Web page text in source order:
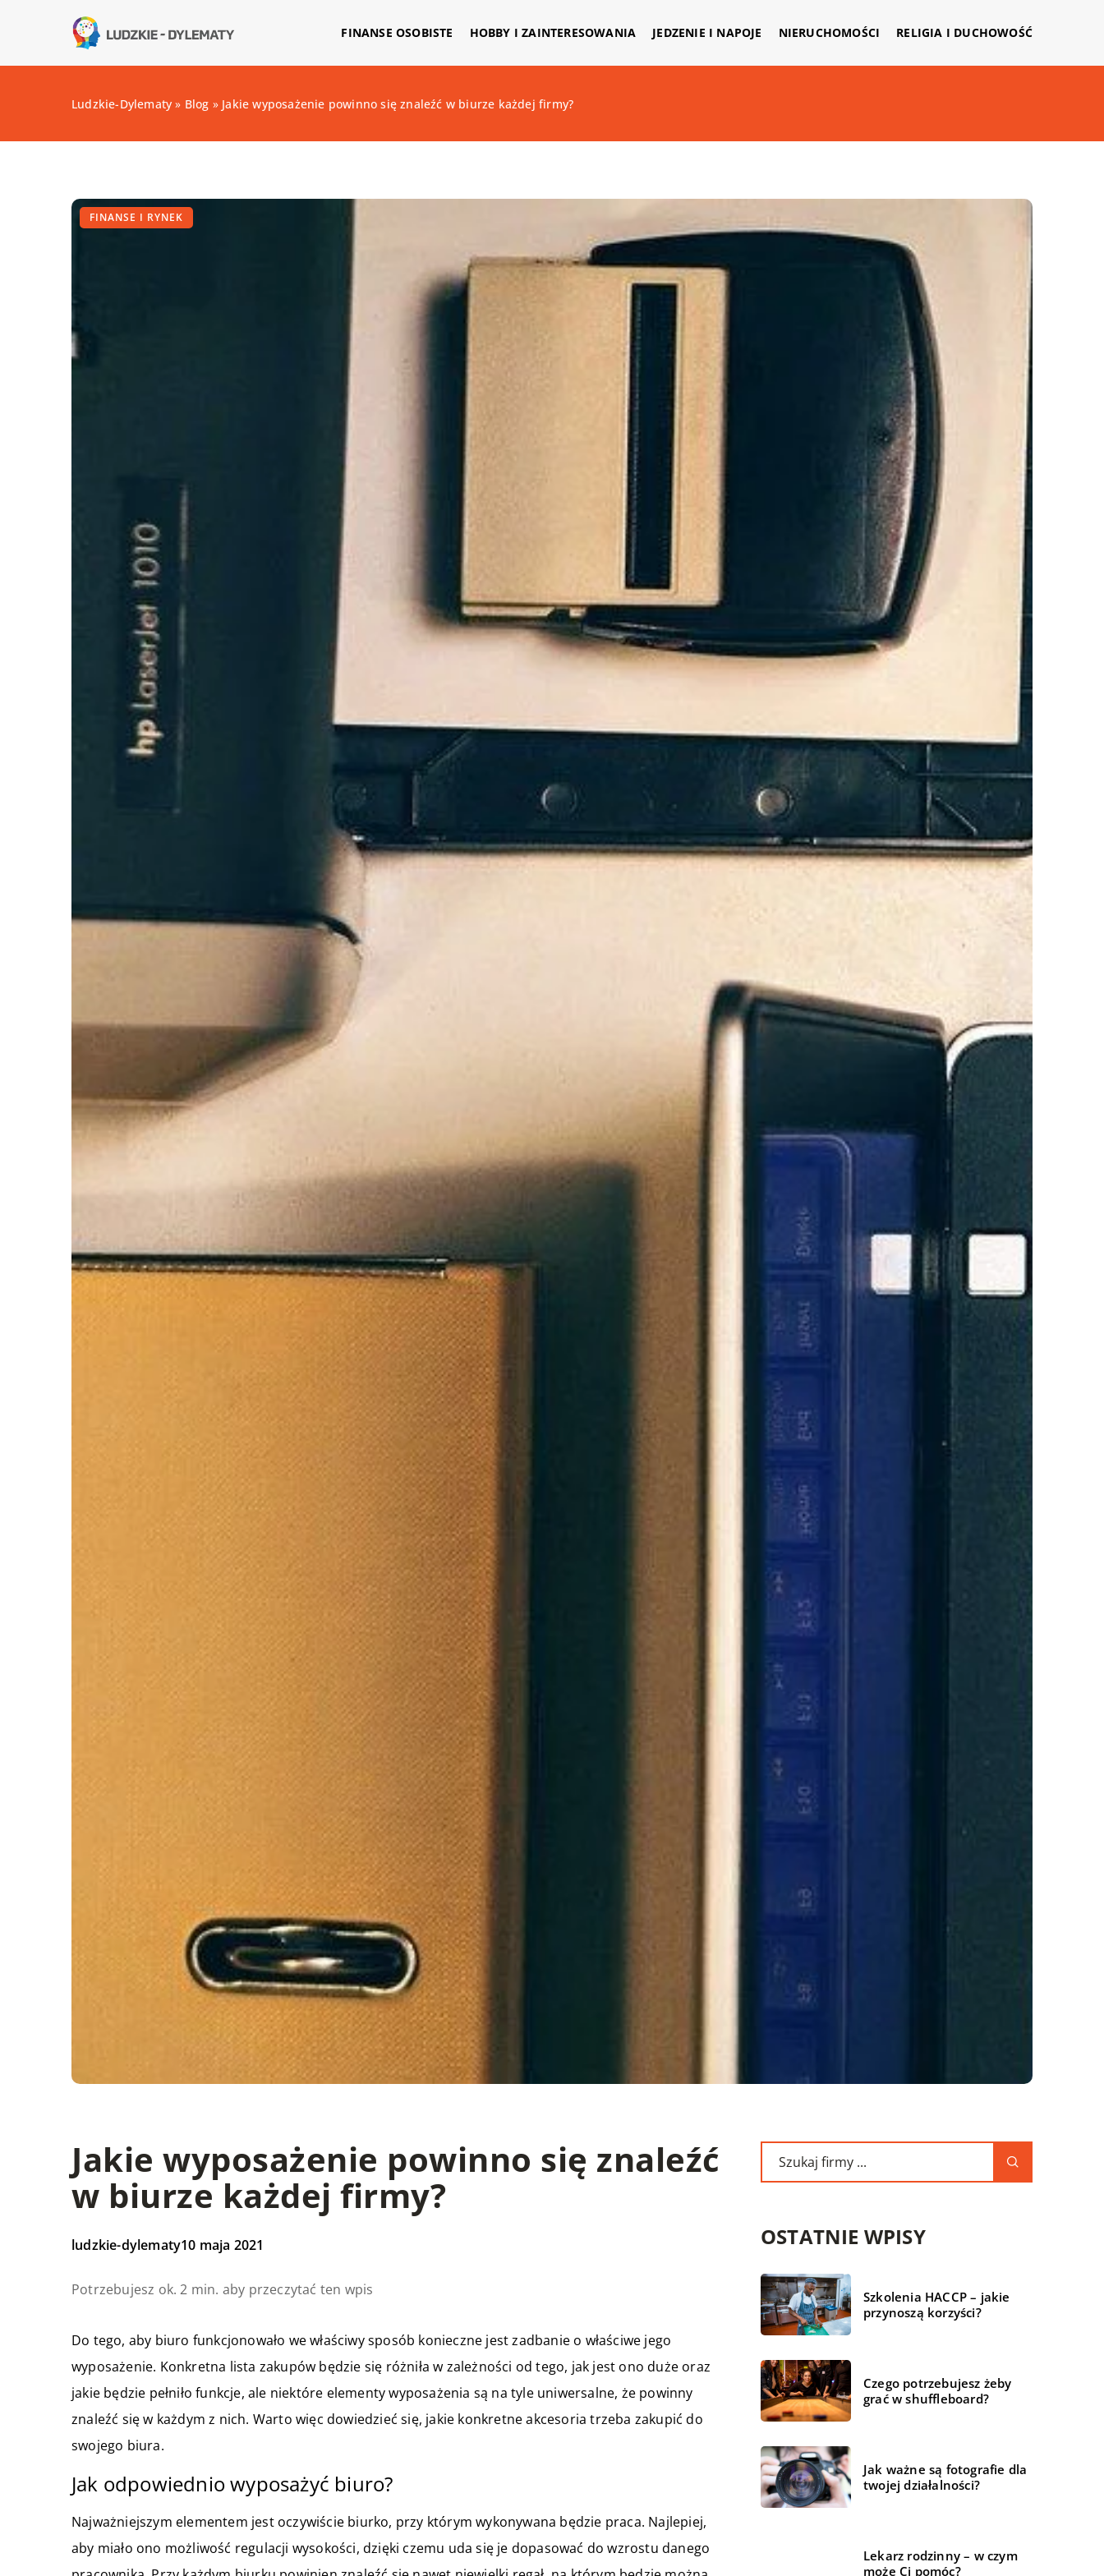
FINANSE OSOBISTE HOBBY I ZAINTERESOWANIA JEDZENIE I NAPOJE NIERUCHOMOŚCI RELIGIA I DUCHOWOŚĆ
Ludzkie-Dylematy » Blog » Jakie wyposażenie powinno się znaleźć w biurze każdej firmy?
FINANSE I RYNEK
Jakie wyposażenie powinno się znaleźć
w biurze każdej firmy?
ludzkie-dylematy10 maja 2021
Potrzebujesz ok. 2 min. aby przeczytać ten wpis
Do tego, aby biuro funkcjonowało we właściwy sposób konieczne jest zadbanie o właściwe jego
wyposażenie. Konkretna lista zakupów będzie się różniła w zależności od tego, jak jest ono duże oraz
jakie będzie pełniło funkcje, ale niektóre elementy wyposażenia są na tyle uniwersalne, że powinny
znaleźć się w każdym z nich. Warto więc dowiedzieć się, jakie konkretne akcesoria trzeba zakupić do
swojego biura.
Jak odpowiednio wyposażyć biuro?
Najważniejszym elementem jest oczywiście biurko, przy którym wykonywana będzie praca. Najlepiej,
aby miało ono możliwość regulacji wysokości, dzięki czemu uda się je dopasować do wzrostu danego
OSTATNIE WPISY
Szkolenia HACCP – jakie
przynoszą korzyści?
Czego potrzebujesz żeby
grać w shuffleboard?
Jak ważne są fotografie dla
twojej działalności?
Lekarz rodzinny – w czym
może Ci pomóc?